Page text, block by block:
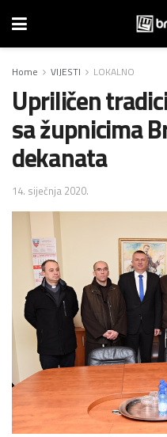
Home VIJESTI LOKALNO
Upriličen
sa župnicima
dekanata
14. siječnja 2020.